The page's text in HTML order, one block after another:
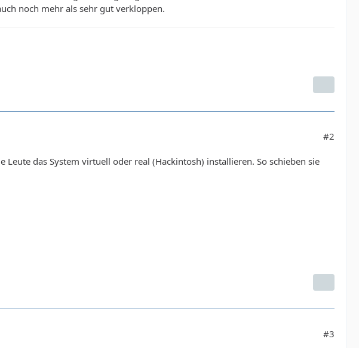
noch mehr als sehr gut verkloppen.
#2
das System virtuell oder real (Hackintosh) installieren. So schieben sie
#3